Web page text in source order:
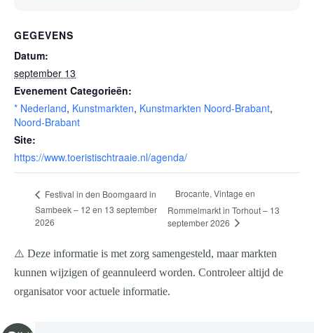
GEGEVENS
Datum:
september 13
Evenement Categorieën:
* Nederland, Kunstmarkten, Kunstmarkten Noord-Brabant,
Noord-Brabant
Site:
https://www.toeristischtraaie.nl/agenda/
Festival in den Boomgaard in
Sambeek – 12 en 13 september
2026
Brocante, Vintage en
Rommelmarkt in Torhout – 13
september 2026
⚠️ Deze informatie is met zorg samengesteld, maar markten
kunnen wijzigen of geannuleerd worden. Controleer altijd de
organisator voor actuele informatie.